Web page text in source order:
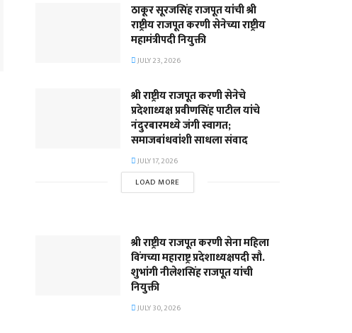
ठाकूर सूरजसिंह राजपूत यांची श्री
राष्ट्रीय राजपूत करणी सेनेच्या राष्ट्रीय
महामंत्रीपदी नियुक्ती
JULY 23, 2026
श्री राष्ट्रीय राजपूत करणी सेनेचे
प्रदेशाध्यक्ष प्रवीणसिंह पाटील यांचे
नंदुरबारमध्ये जंगी स्वागत;
समाजबांधवांशी साधला संवाद
JULY 17, 2026
LOAD MORE
श्री राष्ट्रीय राजपूत करणी सेना महिला
विंगच्या महाराष्ट्र प्रदेशाध्यक्षपदी सौ.
शुभांगी नीलेशसिंह राजपूत यांची
नियुक्ती
JULY 30, 2026